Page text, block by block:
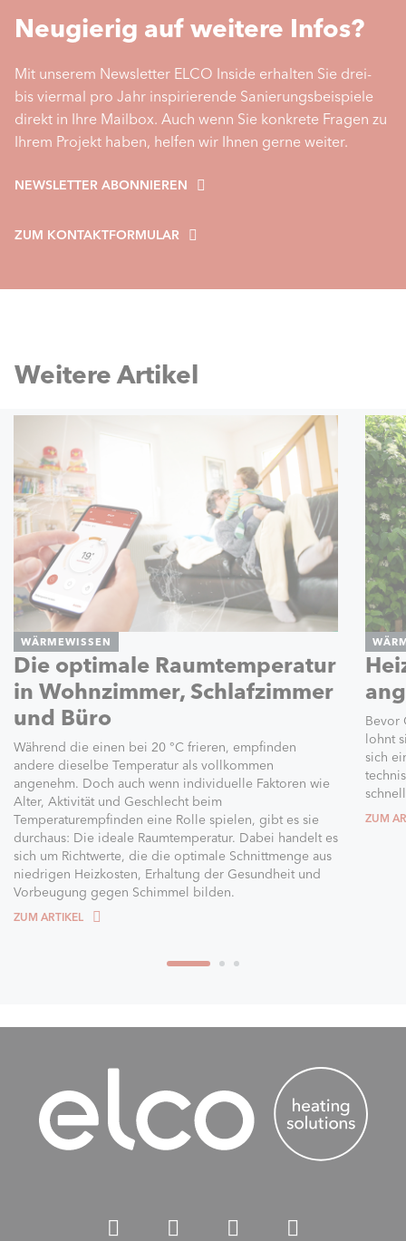
Neugierig auf weitere Infos?
Mit unserem Newsletter ELCO Inside erhalten Sie drei-
bis viermal pro Jahr inspirierende Sanierungsbeispiele
direkt in Ihre Mailbox. Auch wenn Sie konkrete Fragen zu
Ihrem Projekt haben, helfen wir Ihnen gerne weiter.
NEWSLETTER ABONNIEREN
ZUM KONTAKTFORMULAR
Weitere Artikel
WÄRMEWISSEN
Die optimale Raumtemperatur
in Wohnzimmer, Schlafzimmer
und Büro
Während die einen bei 20 °C frieren, empfinden
andere dieselbe Temperatur als vollkommen
angenehm. Doch auch wenn individuelle Faktoren wie
Alter, Aktivität und Geschlecht beim
Temperaturempfinden eine Rolle spielen, gibt es sie
durchaus: Die ideale Raumtemperatur. Dabei handelt es
sich um Richtwerte, die die optimale Schnittmenge aus
niedrigen Heizkosten, Erhaltung der Gesundheit und
Vorbeugung gegen Schimmel bilden.
ZUM ARTIKEL
Bevor
lohnt
sich
ZUM